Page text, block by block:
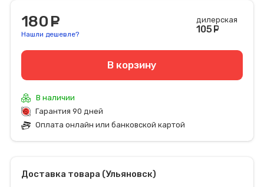
180
Нашли дешевле?
дилерская
105
В корзину
В наличии
Гарантия 90 дней
Оплата онлайн или банковской картой
Доставка товара (Ульяновск)